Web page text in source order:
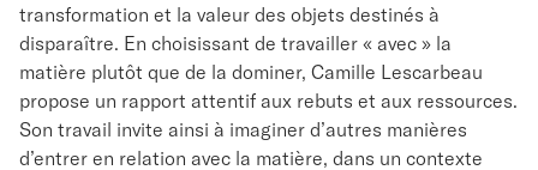
transformation et la valeur des objets destinés à
disparaître. En choisissant de travailler « avec » la
matière plutôt que de la dominer, Camille Lescarbeau
propose un rapport attentif aux rebuts et aux ressources.
Son travail invite ainsi à imaginer d’autres manières
d’entrer en relation avec la matière, dans un contexte